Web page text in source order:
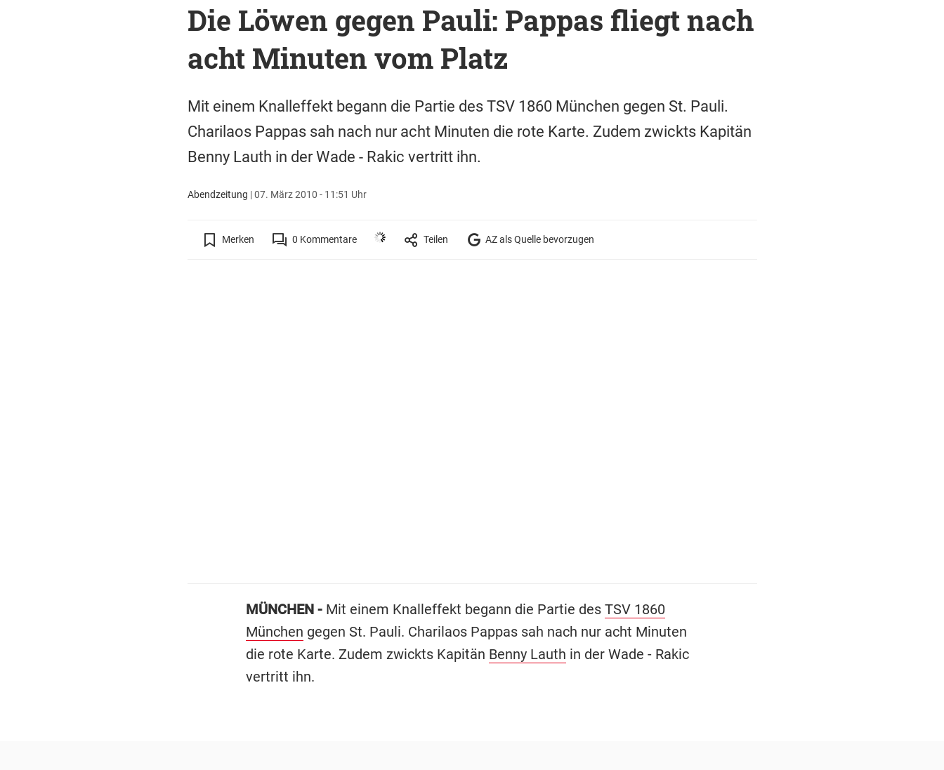
Die Löwen gegen Pauli: Pappas fliegt nach
acht Minuten vom Platz
Mit einem Knalleffekt begann die Partie des TSV 1860 München gegen St. Pauli.
Charilaos Pappas sah nach nur acht Minuten die rote Karte. Zudem zwickts Kapitän
Benny Lauth in der Wade - Rakic vertritt ihn.
Abendzeitung |07. März 2010 - 11:51 Uhr
Merken 0 Kommentare Teilen AZ als Quelle bevorzugen
MÜNCHEN - Mit einem Knalleffekt begann die Partie des TSV 1860
München gegen St. Pauli. Charilaos Pappas sah nach nur acht Minuten
die rote Karte. Zudem zwickts Kapitän Benny Lauth in der Wade - Rakic
vertritt ihn.